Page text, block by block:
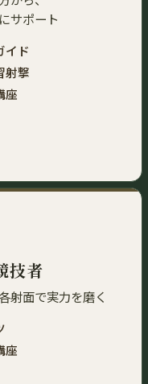
サポート
イド
射撃
座
技者
射面で実力を磨く
座